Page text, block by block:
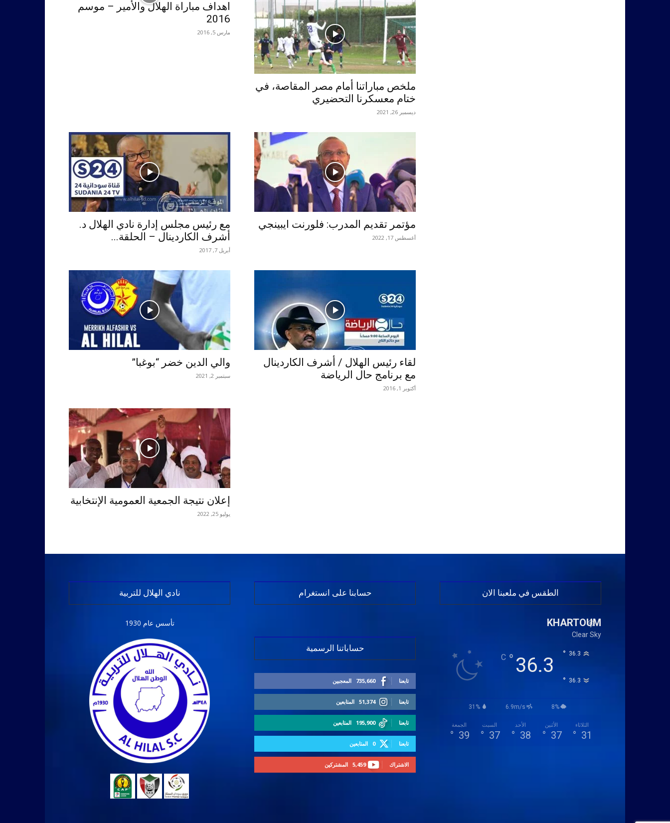
اهداف مباراة الهلال والأمير – موسم
2016
مارس 5, 2016
ملخص مباراتنا أمام مصر المقاصة، في
ختام معسكرنا التحضيري
ديسمبر 26, 2021
مع رئيس مجلس إدارة نادي الهلال د.
أشرف الكاردينال – الحلقة...
أبريل 7, 2017
مؤتمر تقديم المدرب: فلورنت ايبينجي
أغسطس 17, 2022
والي الدين خضر “بوغبا”
سبتمبر 2, 2021
لقاء رئيس الهلال / أشرف الكاردينال
مع برنامج حال الرياضة
أكتوبر 1, 2016
إعلان نتيجة الجمعية العمومية الإنتخابية
يوليو 25, 2022
نادي الهلال للتربية
تأسس عام 1930
حسابنا على انستغرام
حساباتنا الرسمية
735,660 المعجبين تابعنا
51,374 المتابعين تابعنا
195,900 المتابعين تابعنا
0 المتابعين تابعنا
5,459 المشتركين الاشتراك
الطقس في ملعبنا الان
KHARTOUM
Clear Sky
36.3
°
C 36.3
°
36.3
°
31% 6.9m/s 8%
الجمعة
39
°
السبت
37
°
الأحد
38
°
الأثنين
37
°
الثلاثاء
31
°